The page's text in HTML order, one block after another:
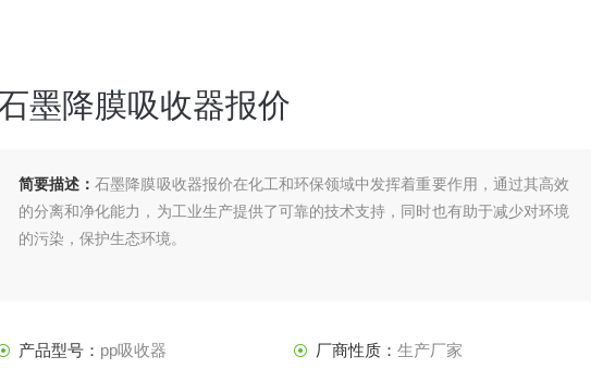
墨降膜吸收器报价
简要描述：石墨降膜吸收器报价在化工和环保领域中发挥着重要作用，通过其高效
的分离和净化能力，为工业生产提供了可靠的技术支持，同时也有助于减少对环境
的污染，保护生态环境。
产品型号： pp吸收器 厂商性质： 生产厂家